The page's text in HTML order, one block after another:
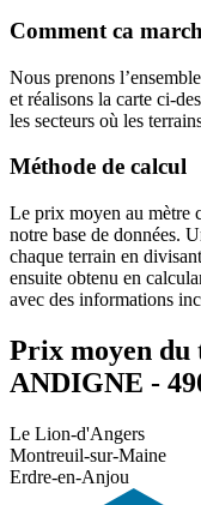
Comment ca
Nous prenons
et réalisons la carte ci-
les secteurs où les
Méthode de calcul
Le prix moyen au mètre
notre base de données.
chaque terrain en
ensuite obtenu en
avec des informations
Prix moyen
ANDIGNE -
Le Lion-d'Angers
Montreuil-sur-Maine
Erdre-en-Anjou